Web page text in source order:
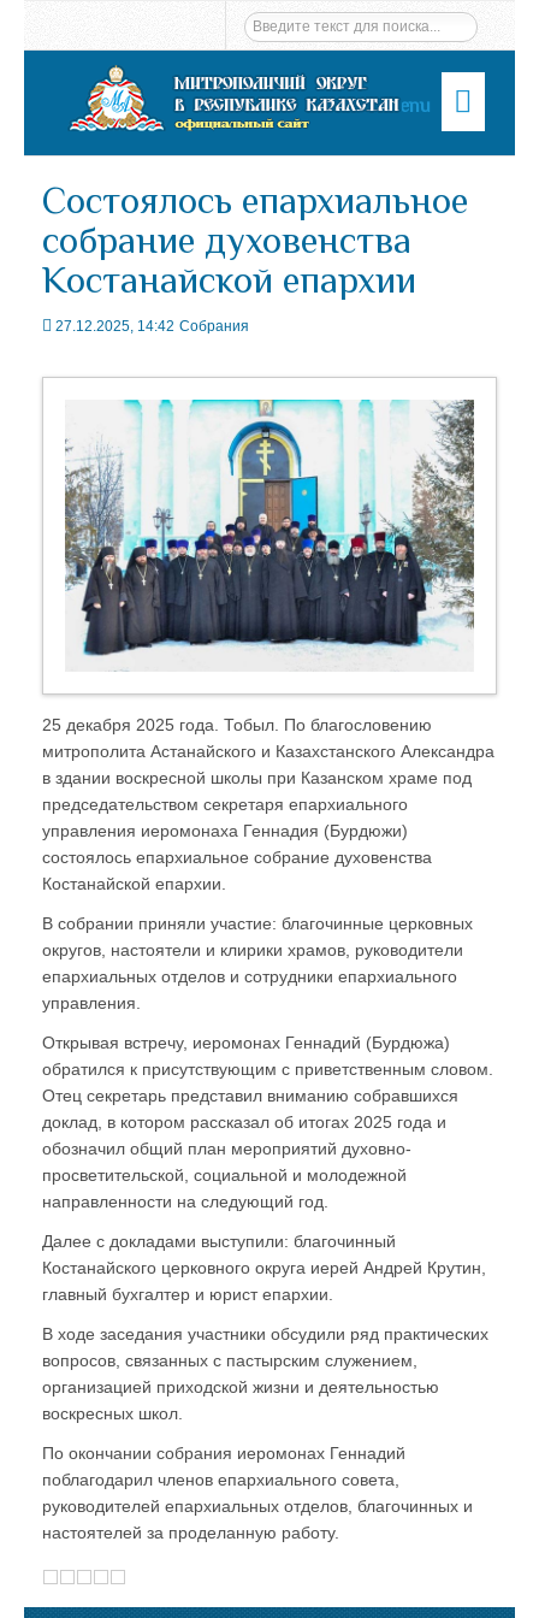
Menu
Состоялось епархиальное
собрание духовенства
Костанайской епархии
27.12.2025, 14:42 Собрания
25 декабря 2025 года. Тобыл. По благословению
митрополита Астанайского и Казахстанского Александра
в здании воскресной школы при Казанском храме под
председательством секретаря епархиального
управления иеромонаха Геннадия (Бурдюжи)
состоялось епархиальное собрание духовенства
Костанайской епархии.
В собрании приняли участие: благочинные церковных
округов, настоятели и клирики храмов, руководители
епархиальных отделов и сотрудники епархиального
управления.
Открывая встречу, иеромонах Геннадий (Бурдюжа)
обратился к присутствующим с приветственным словом.
Отец секретарь представил вниманию собравшихся
доклад, в котором рассказал об итогах 2025 года и
обозначил общий план мероприятий духовно-
просветительской, социальной и молодежной
направленности на следующий год.
Далее с докладами выступили: благочинный
Костанайского церковного округа иерей Андрей Крутин,
главный бухгалтер и юрист епархии.
В ходе заседания участники обсудили ряд практических
вопросов, связанных с пастырским служением,
организацией приходской жизни и деятельностью
воскресных школ.
По окончании собрания иеромонах Геннадий
поблагодарил членов епархиального совета,
руководителей епархиальных отделов, благочинных и
настоятелей за проделанную работу.